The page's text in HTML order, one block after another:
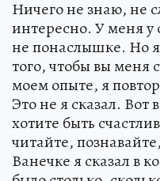
Ничего не знаю, не
интересно. У меня у
не понаслышке. Но я
того, чтобы вы меня
моем опыте, я
Это не я сказал. Вот
хотите быть
читайте,
Ванечке я сказал в